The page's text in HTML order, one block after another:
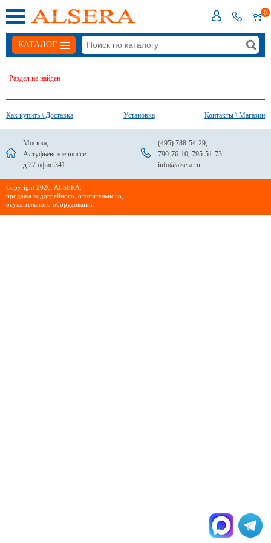
0
КАТАЛОГ
Раздел не найден
Как купить \ Доставка Установка Контакты \ Магазин
Москва,
Алтуфьевское шоссе
д.27 офис 341
(495) 788-54-29,
790-76-10, 795-51-73
info@alsera.ru
Сopyright 2026, ALSERA:
продажа водогрейного, отопительного,
осушительного оборудования